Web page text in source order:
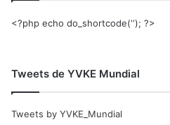
<?php echo do_shortcode(‘‘); ?>
Tweets de YVKE Mundial
Tweets by YVKE_Mundial